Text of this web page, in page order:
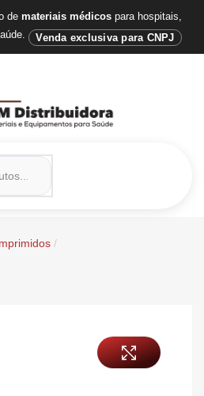
de materiais médicospara hospitais,
Venda exclusiva para CNPJ
/